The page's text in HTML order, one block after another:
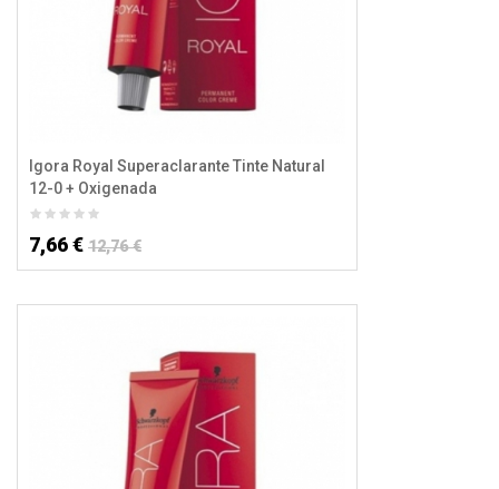
Igora Royal Superaclarante Tinte Natural
12-0 + Oxigenada
7,66 € 12,76 €